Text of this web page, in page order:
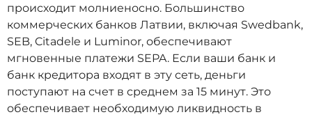
происходит молниеносно. Большинство
коммерческих банков Латвии, включая Swedbank,
SEB, Citadele и Luminor, обеспечивают
мгновенные платежи SEPA. Если ваши банк и
банк кредитора входят в эту сеть, деньги
поступают на счет в среднем за 15 минут. Это
обеспечивает необходимую ликвидность в